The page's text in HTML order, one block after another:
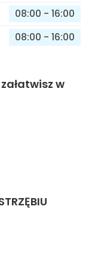
08:00 - 16:00
08:00 - 16:00
w